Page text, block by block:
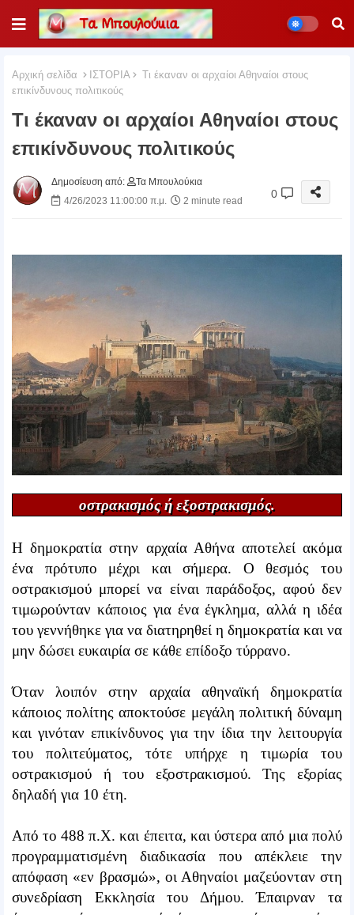
Αρχική σελίδα ΙΣΤΟΡΙΑ
Τι έκαναν οι αρχαίοι Αθηναίοι στους
επικίνδυνους πολιτικούς
Τι έκαναν οι αρχαίοι Αθηναίοι στους
επικίνδυνους πολιτικούς
Δημοσίευση από:
Τα Μπουλούκια
4/26/2023 11:00:00 π.μ.
2 minute read
0
οστρακισμός ή εξοστρακισμός.
Η δημοκρατία στην αρχαία Αθήνα αποτελεί ακόμα
ένα πρότυπο μέχρι και σήμερα. Ο θεσμός του
οστρακισμού μπορεί να είναι παράδοξος, αφού δεν
τιμωρούνταν κάποιος για ένα έγκλημα, αλλά η ιδέα
του γεννήθηκε για να διατηρηθεί η δημοκρατία και να
μην δώσει ευκαιρία σε κάθε επίδοξο τύρρανο.
Όταν λοιπόν στην αρχαία αθηναϊκή δημοκρατία
κάποιος πολίτης αποκτούσε μεγάλη πολιτική δύναμη
και γινόταν επικίνδυνος για την ίδια την λειτουργία
του πολιτεύματος, τότε υπήρχε η τιμωρία του
οστρακισμού ή του εξοστρακισμού. Της εξορίας
δηλαδή για 10 έτη.
Από το 488 π.Χ. και έπειτα, και ύστερα από μια πολύ
προγραμματισμένη διαδικασία που απέκλειε την
απόφαση «εν βρασμώ», οι Αθηναίοι μαζεύονταν στη
συνεδρίαση Εκκλησία του Δήμου. Έπαιρναν τα